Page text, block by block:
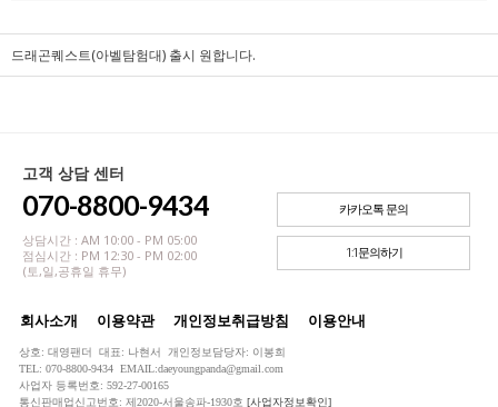
드래곤퀘스트(아벨탐험대) 출시 원합니다.
고객 상담 센터
070-8800-9434
상담시간 : AM 10:00 - PM 05:00
점심시간 : PM 12:30 - PM 02:00
(토,일,공휴일 휴무)
카카오톡 문의
1:1문의하기
회사소개 이용약관 개인정보취급방침 이용안내
상호: 대영팬더 대표: 나현서 개인정보담당자: 이봉희
TEL: 070-8800-9434 EMAIL:daeyoungpanda@gmail.com
사업자 등록번호: 592-27-00165
통신판매업신고번호: 제2020-서울송파-1930호 [사업자정보확인]